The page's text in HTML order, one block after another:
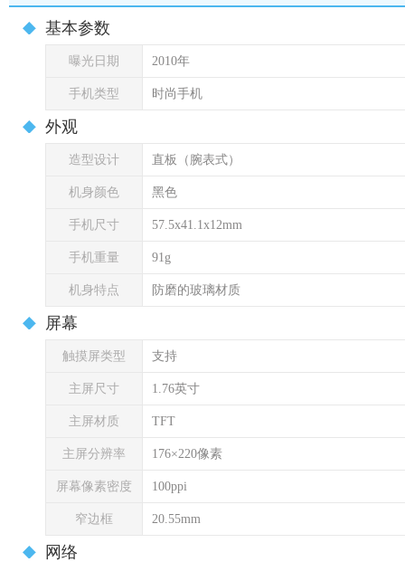
基本参数
曝光日期 2010年
手机类型 时尚手机
外观
造型设计 直板（腕表式）
机身颜色 黑色
手机尺寸 57.5x41.1x12mm
手机重量 91g
机身特点 防磨的玻璃材质
屏幕
触摸屏类型 支持
主屏尺寸 1.76英寸
主屏材质 TFT
主屏分辨率 176×220像素
屏幕像素密度 100ppi
窄边框 20.55mm
网络